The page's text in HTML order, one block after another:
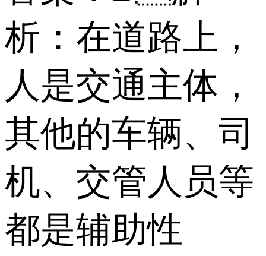
析：在道路上，
人是交通主体，
其他的车辆、司
机、交管人员等
都是辅助性